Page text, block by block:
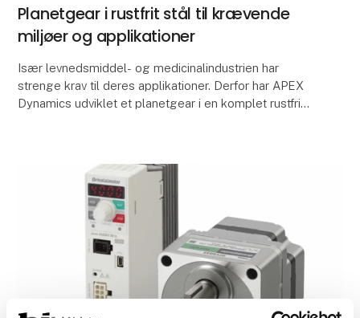
Planetgear i rustfrit stål til krævende
miljøer og applikationer
Især levnedsmiddel- og medicinalindustrien har
strenge krav til deres applikationer. Derfor har APEX
Dynamics udviklet et planetgear i en komplet rustfri